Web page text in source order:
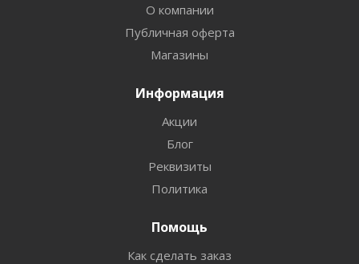
О компании
Публичная оферта
Магазины
Информация
Акции
Блог
Реквизиты
Политика
Помощь
Как сделать заказ